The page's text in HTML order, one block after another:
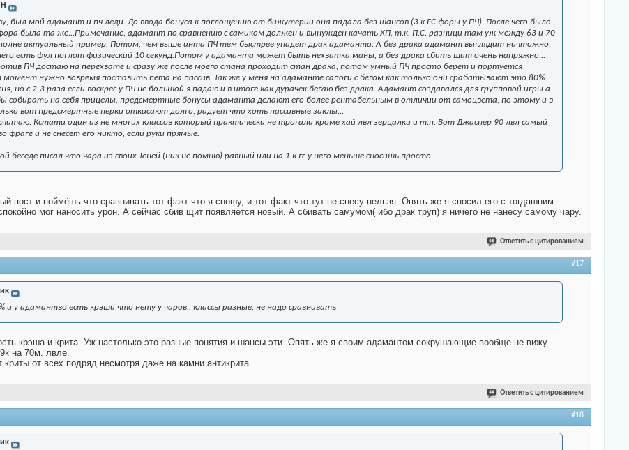
был мой адамант и пч леди. До ввода бонуса к поглощению от бижутерии она падала без шансов (3 к ГС форы у ПЧ). После чего было
фора была та же...Примечание, адамант по сравнению с самиком должен и вынужден качать ХП, т.к. П.С. разници там уж между 63 и 70
актуальный пример. Потом, чем выше инта ПЧ тем быстрее упадет драк адаманта. А без драка адамант выглядит ничтожно,
есть фул поглот физический 10 секунд.Потом у адаманта может быть нехватка маны, а без драка сбить щит очень напряжно...
ПЧ достаю на перехвате и сразу же после моего стана проходит стан драка, потом умный ПЧ просто берет и портуется
нужно вовремя поставить пета на пассив. Так же у меня на адаманте сапоги с бегом как только они срабатывают это 80%
но с 2-3 раза если воскрес у ПЧ не большой я падаю и в итоге как дурачек бегаю без драка. Адамант создавался для групповой игры а
собирать на себя прицелы, предсмертные бонусы адаманта делают его более рентабельным в отличии от самоцвета, по этому и в
вот предсмертные перки откисают долго, радует что хоть пассивные заклы...
Кстати один из не многих классов который практически не трогали кроме хай лвл зерцалки и т.п. Вот Джаспер 90 лвл самый
фраге и не снесет его никто, если руки прямые.
беседе писал что чара из своих Теней (ник не помню) равный или на 1 к гс у него меньше сносишь просто...
пост и поймёшь что сравнивать тот факт что я сношу, и тот факт что тут не снесу нельзя. Опять же я сносил его с тогдашним
мог наносить урон. А сейчас сбив щит появляется новый. А сбивать самумом( ибо драк труп) я ничего не нанесу самому чару.
Ответить с цитированием
#17
и у адамантво есть крэши что нету у чаров.. классы разные. не надо сравнивать
крэша и крита. Уж настолько это разные понятия и шансы эти. Опять же я своим адамантом сокрушающие вообще не вижу
на 70м. лвле.
криты от всех подряд несмотря даже на камни антикрита.
Ответить с цитированием
#18